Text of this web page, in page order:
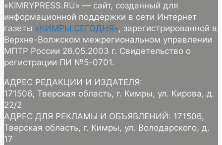
«KIMRYPRESS.RU» — сайт, созданный для
информационной поддержки в сети Интернет
газеты «КИМРЫ СЕГОДНЯ», зарегистрированной в
Верхне-Волжском межрегиональном управлении
МПТР России 26.05.2003 г. Свидетельство о
регистрации ПИ №5-0701.
АДРЕС РЕДАКЦИИ И ИЗДАТЕЛЯ:
171506, Тверская область, г. Кимры, ул. Кирова, д.
22/2
АДРЕС ДЛЯ РЕКЛАМЫ И ОБЪЯВЛЕНИЙ: 171506,
Тверская область, г. Кимры, ул. Володарского, д.
17